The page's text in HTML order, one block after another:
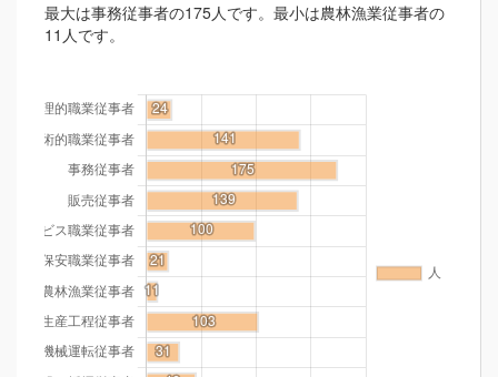
最大は事務従事者の175人です。最小は農林漁業従事者の
11人です。